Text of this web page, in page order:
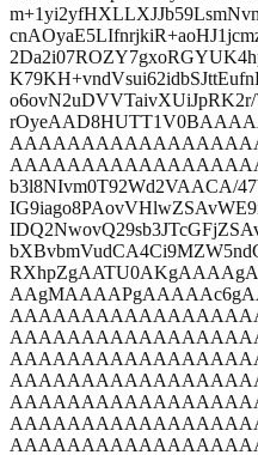
b3l8NIvm0T92Wd2VAACA/